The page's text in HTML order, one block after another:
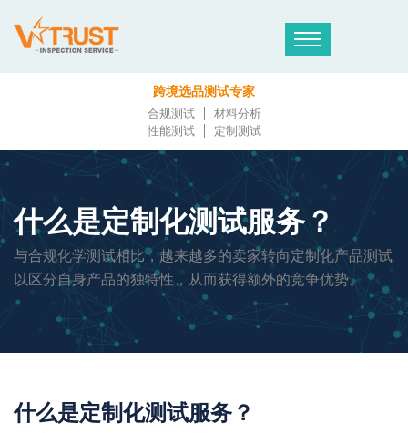
跨境选品测试专家
合规测试
材料分析
性能测试
定制测试
什么是定制化测试服务？
与合规化学测试相比，越来越多的卖家转向定制化产品测试
以区分自身产品的独特性，从而获得额外的竞争优势。
什么是定制化测试服务？